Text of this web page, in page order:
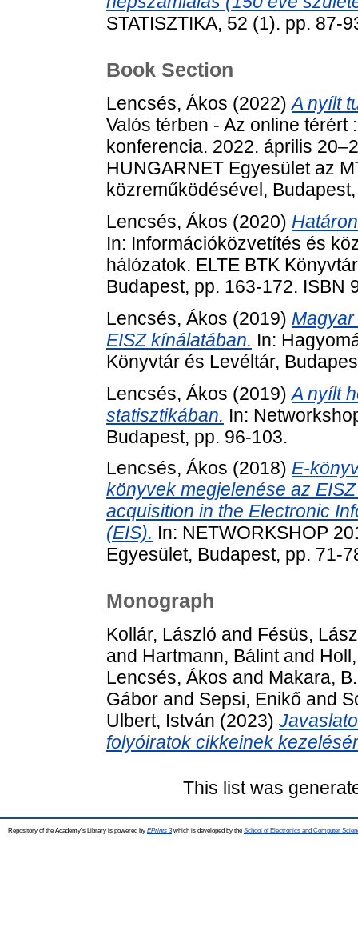
STATISZTIKA, 52 (1). pp. 87-
Book Section
Lencsés, Ákos (2022)A nyílt
Valós térben - Az online
konferencia. 2022. április
HUNGARNET Egyesület az
közreműködésével,
Lencsés, Ákos (2020)
In: Információközvetítés és
hálózatok. ELTE BTK
Budapest, pp. 163-172. ISBN
Lencsés, Ákos (2019)
EISZ kínálatában. In:
Könyvtár és Levéltár,
Lencsés, Ákos (2019)A nyílt
statisztikában. In:
Budapest, pp. 96-103.
Lencsés, Ákos (2018) E-
könyvek megjelenése az
acquisition in the Electronic
(EIS). In: NETWORKSHOP
Egyesület, Budapest, pp. 71-
Monograph
Kollár, László and Fésüs,
and Hartmann, Bálintand
Lencsés, Ákos and Makara,
Gábor and Sepsi, Enikő and
Ulbert, István (2023)
folyóiratok cikkeinek
This list was
Repository of the Academy's Library is powered by EPrints 3which is developed by the School of Electronics and Computer